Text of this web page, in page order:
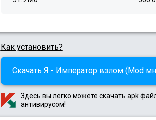
Как установить?
Скачать Я - Император взлом (Mod
Здесь вы легко можете скачать apk
антивирусом!